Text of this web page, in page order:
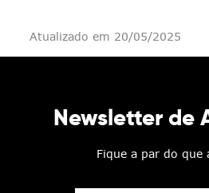
Atualizado em 20/05/2025
Newsletter de
Fique a par do que